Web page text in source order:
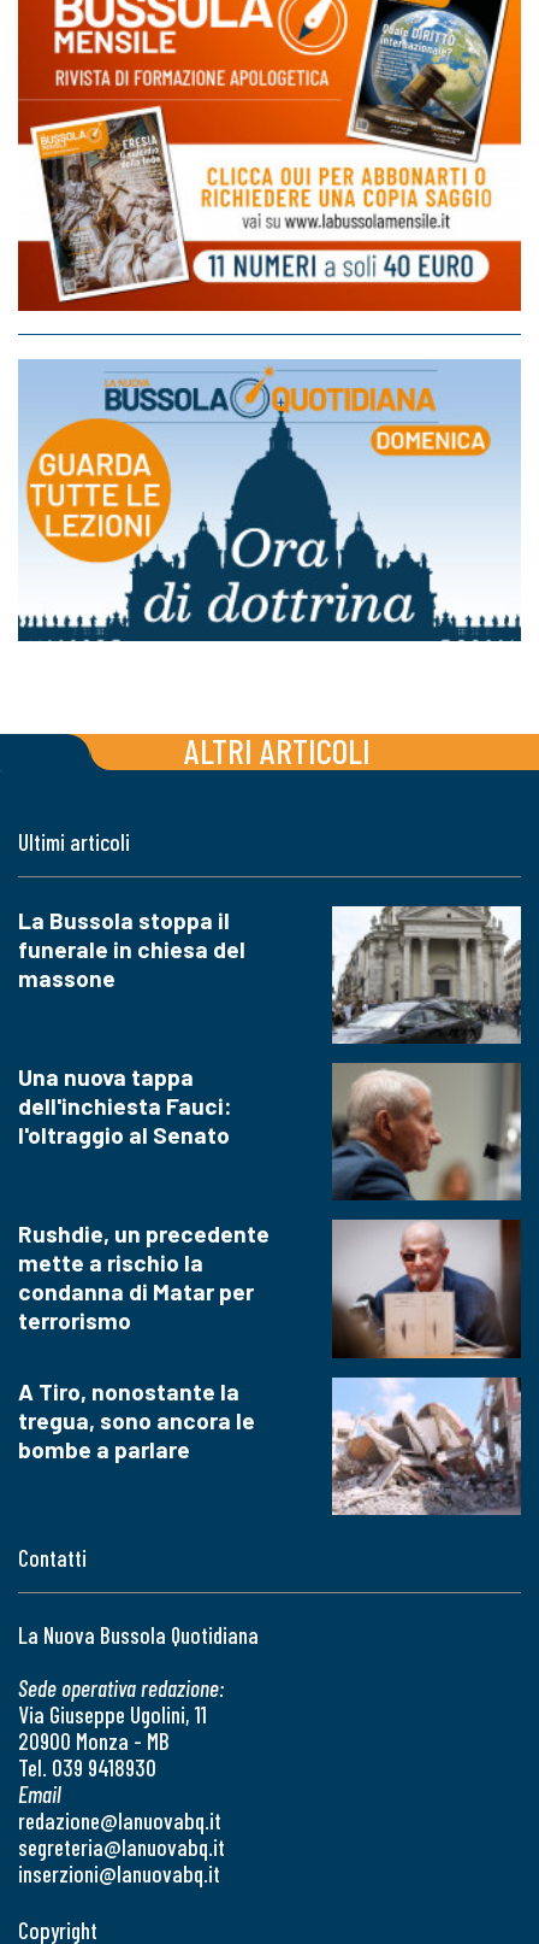
ALTRI ARTICOLI
Contatti
La Nuova Bussola Quotidiana
Sede operativa redazione:
Via Giuseppe Ugolini, 11
20900 Monza - MB
Tel. 039 9418930
Email
redazione@lanuovabq.it
segreteria@lanuovabq.it
inserzioni@lanuovabq.it
Ultimi articoli
La Bussola stoppa il
funerale in chiesa del
massone
Una nuova tappa
dell'inchiesta Fauci:
l'oltraggio al Senato
Rushdie, un precedente
mette a rischio la
condanna di Matar per
terrorismo
A Tiro, nonostante la
tregua, sono ancora le
bombe a parlare
Copyright